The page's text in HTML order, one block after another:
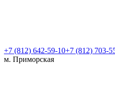
+7 (812) 642-59-10+7 (812) 703-
м. Приморская